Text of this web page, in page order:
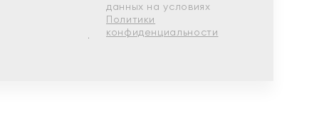
данных на условиях
Политики
конфиденциальности